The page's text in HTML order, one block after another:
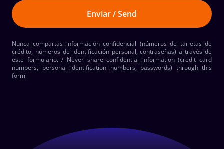
Nunca compartas información confidencial (números de tarjetas de
crédito, números de identificación personal, contraseñas) a través de
este formulario. / Never share confidential information (credit card
numbers, personal identification numbers, passwords) through this
form.